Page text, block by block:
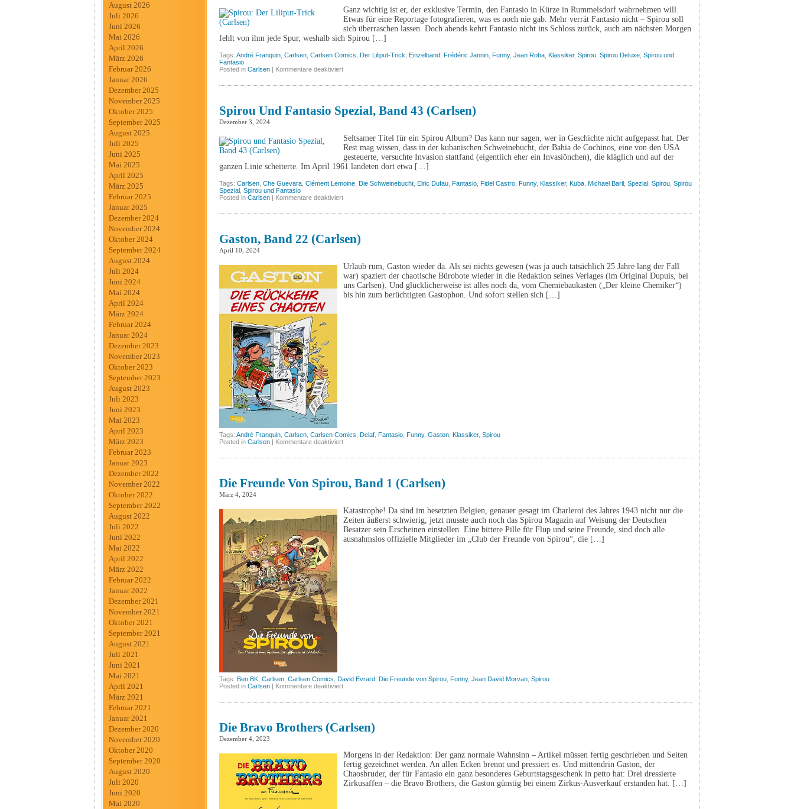
August 2026
Juli 2026
Juni 2026
Mai 2026
April 2026
März 2026
Februar 2026
Januar 2026
Dezember 2025
November 2025
Oktober 2025
September 2025
August 2025
Juli 2025
Juni 2025
Mai 2025
April 2025
März 2025
Februar 2025
Januar 2025
Dezember 2024
November 2024
Oktober 2024
September 2024
August 2024
Juli 2024
Juni 2024
Mai 2024
April 2024
März 2024
Februar 2024
Januar 2024
Dezember 2023
November 2023
Oktober 2023
September 2023
August 2023
Juli 2023
Juni 2023
Mai 2023
April 2023
März 2023
Februar 2023
Januar 2023
Dezember 2022
November 2022
Oktober 2022
September 2022
August 2022
Juli 2022
Juni 2022
Mai 2022
April 2022
März 2022
Februar 2022
Januar 2022
Dezember 2021
November 2021
Oktober 2021
September 2021
August 2021
Juli 2021
Juni 2021
Mai 2021
April 2021
März 2021
Februar 2021
Januar 2021
Dezember 2020
November 2020
Oktober 2020
September 2020
August 2020
Juli 2020
Juni 2020
Mai 2020
Ganz wichtig ist er, der exklusive Termin, den Fantasio in Kürze in Rummelsdorf wahrnehmen will.
Etwas für eine Reportage fotografieren, was es noch nie gab. Mehr verrät Fantasio nicht – Spirou soll
sich überraschen lassen. Doch abends kehrt Fantasio nicht ins Schloss zurück, auch am nächsten Morgen
fehlt von ihm jede Spur, weshalb sich Spirou […]
Tags: André Franquin Carlsen Carlsen Comics Der Liliput-Trick Einzelband Frédéric Jannin Funny, Jean Roba Klassiker, Spirou Spirou Deluxe Spirou und
Fantasio
Posted in Carlsen | Kommentare deaktiviertfür
Spirou Und Fantasio Spezial, Band 43 (Carlsen)
Dezember 3, 2024
Seltsamer Titel für ein Spirou Album? Das kann nur sagen, wer in Geschichte nicht aufgepasst hat. Der
Rest mag wissen, dass in der kubanischen Schweinebucht, der Bahia de Cochinos, eine von den USA
gesteuerte, versuchte Invasion stattfand (eigentlich eher ein Invasiönchen), die kläglich und auf der
ganzen Linie scheiterte. Im April 1961 landeten dort etwa […]
Tags: Carlsen Che Guevara Clément Lemoine Die Schweinebucht Elric Dufau Fantasio Fidel Castro Funny, Klassiker, Kuba Michael Baril Spezial Spirou Spirou
Spezial Spirou und Fantasio
Posted in Carlsen | Kommentare deaktiviertfür
43
(Carlsen)
Gaston, Band 22 (Carlsen)
April 10, 2024
Urlaub rum, Gaston wieder da. Als sei nichts gewesen (was ja auch tatsächlich 25 Jahre lang der Fall
war) spaziert der chaotische Bürobote wieder in die Redaktion seines Verlages (im Original Dupuis, bei
uns Carlsen). Und glücklicherweise ist alles noch da, vom Chemiebaukasten („Der kleine Chemiker“)
bis hin zum berüchtigten Gastophon. Und sofort stellen sich […]
Tags: André Franquin Carlsen Carlsen Comics Delaf Fantasio Funny, Gaston Klassiker, Spirou
Posted in Carlsen | Kommentare deaktiviertfür
Die Freunde Von Spirou, Band 1 (Carlsen)
März 4, 2024
Katastrophe! Da sind im besetzten Belgien, genauer gesagt im Charleroi des Jahres 1943 nicht nur die
Zeiten äußerst schwierig, jetzt musste auch noch das Spirou Magazin auf Weisung der Deutschen
Besatzer sein Erscheinen einstellen. Eine bittere Pille für Flup und seine Freunde, sind doch alle
ausnahmslos offizielle Mitglieder im „Club der Freunde von Spirou“, die […]
Tags: Ben BK Carlsen Carlsen Comics David Evrard Die Freunde von Spirou Funny, Jean David Morvan Spirou
Posted in Carlsen | Kommentare deaktiviertfür
1
Die Bravo Brothers (Carlsen)
Dezember 4, 2023
Morgens in der Redaktion: Der ganz normale Wahnsinn – Artikel müssen fertig geschrieben und Seiten
fertig gezeichnet werden. An allen Ecken brennt und pressiert es. Und mittendrin Gaston, der
Chaosbruder, der für Fantasio ein ganz besonderes Geburtstagsgeschenk in petto hat: Drei dressierte
Zirkusaffen – die Bravo Brothers, die Gaston günstig bei einem Zirkus-Ausverkauf erstanden hat. […]